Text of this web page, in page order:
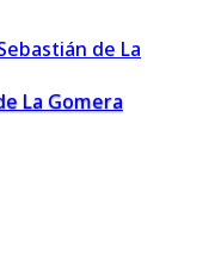
La Gomera